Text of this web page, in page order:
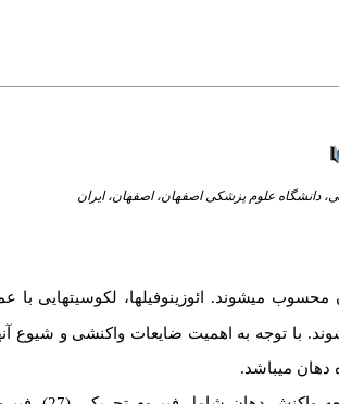
دانشگاه علوم پزشکی اصفهان، اصفهان، ایران
میشوند. ائوزینوفیلها، لکوسیتهایی با
با توجه به اهمیت ضایعات واکنشی و شیوع
دهان می­باشد.